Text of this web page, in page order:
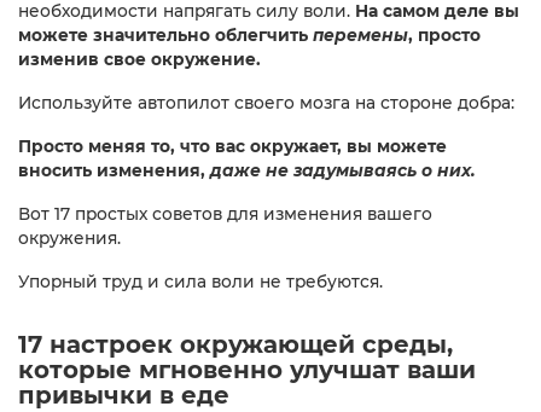
необходимости напрягать силу воли. На самом деле вы
можете значительно облегчить перемены, просто
изменив свое окружение.
Используйте автопилот своего мозга на стороне добра:
Просто меняя то, что вас окружает, вы можете
вносить изменения,даже не задумываясь о них.
Вот 17 простых советов для изменения вашего
окружения.
Упорный труд и сила воли не требуются.
17 настроек окружающей среды,
которые мгновенно улучшат ваши
привычки в еде